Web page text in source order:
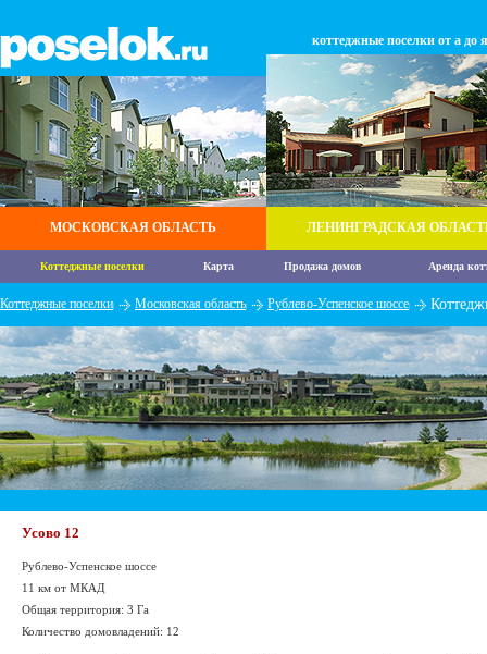
МОСКОВСКАЯ ОБЛАСТЬ
коттеджные поселки от а до я
ЛЕНИНГРАДСКАЯ
Коттеджные поселки Карта Продажа домов Аренда
Коттеджные поселки Московская область Рублево-Успенское шоссе
Усово 12
Рублево-Успенское шоссе
11 км от МКАД
Общая территория: 3 Га
Количество домовладений: 12